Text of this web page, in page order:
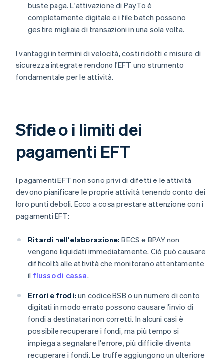
buste paga. L'attivazione di PayTo è
completamente digitale e i file batch possono
gestire migliaia di transazioni in una sola volta.
I vantaggi in termini di velocità, costi ridotti e misure di
sicurezza integrate rendono l'EFT uno strumento
fondamentale per le attività.
Sfide o i limiti dei
pagamenti EFT
I pagamenti EFT non sono privi di difetti e le attività
devono pianificare le proprie attività tenendo conto dei
loro punti deboli. Ecco a cosa prestare attenzione con i
pagamenti EFT:
Ritardi nell'elaborazione: BECS e BPAY non
vengono liquidati immediatamente. Ciò può causare
difficoltà alle attività che monitorano attentamente
il flusso di cassa.
Errori e frodi: un codice BSB o un numero di conto
digitati in modo errato possono causare l'invio di
fondi a destinatari non corretti. In alcuni casi è
possibile recuperare i fondi, ma più tempo si
impiega a segnalare l'errore, più difficile diventa
recuperare i fondi. Le truffe aggiungono un ulteriore